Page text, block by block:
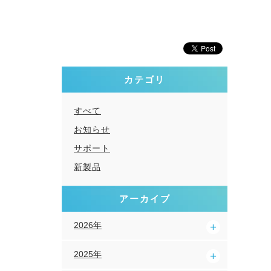
カテゴリ
すべて
お知らせ
サポート
新製品
アーカイブ
2026年
2025年